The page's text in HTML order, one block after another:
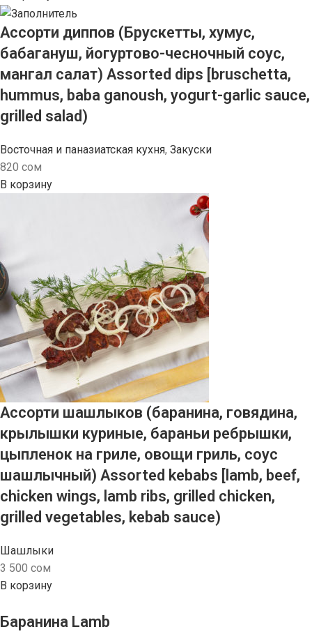
Ассорти диппов (Брускетты, хумус,
бабагануш, йогуртово-чесночный соус,
мангал салат) Assorted dips [bruschetta,
hummus, baba ganoush, yogurt-garlic sauce,
grilled salad)
Восточная и паназиатская кухня, Закуски
820 сом
В корзину
Ассорти шашлыков (баранина, говядина,
крылышки куриные, бараньи ребрышки,
цыпленок на гриле, овощи гриль, соус
шашлычный) Assorted kebabs [lamb, beef,
chicken wings, lamb ribs, grilled chicken,
grilled vegetables, kebab sauce)
Шашлыки
3 500 сом
В корзину
Баранина Lamb